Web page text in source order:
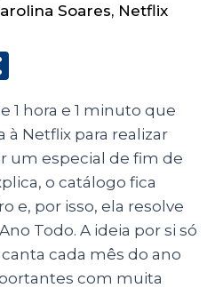
Soares, Netflix
a
re
1 hora e 1 minuto que
à Netflix para realizar
um especial de fim de
o catálogo fica
e, por isso, ela resolve
Todo. A ideia por si só
cada mês do ano
com muita